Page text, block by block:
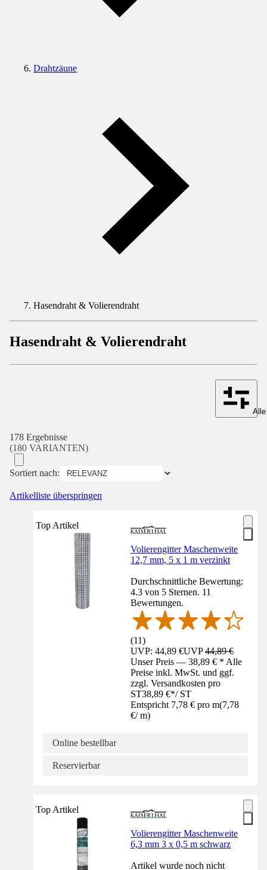
Drahtzäune
Hasendraht & Volierendraht
Hasendraht & Volierendraht
178 Ergebnisse
(180 VARIANTEN)
Sortiert nach:
Artikelliste überspringen
Top Artikel
Volierengitter Maschenweite
12,7 mm, 5 x 1 m verzinkt
Durchschnittliche Bewertung:
4.3 von 5 Sternen. 11
Bewertungen.
(11)
UVP: 44,89 €UVP44,89 €
Unser Preis — 38,89 € * Alle
Preise inkl. MwSt. und ggf.
zzgl. Versandkosten pro
ST38,89 €*/ ST
Entspricht 7,78 € pro m(7,78
€/ m)
Online bestellbar
Reservierbar
Top Artikel
Volierengitter Maschenweite
6,3 mm 3 x 0,5 m schwarz
Artikel wurde noch nicht